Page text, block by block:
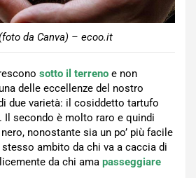
da Canva) – ecoo.it
sotto il terreno e non
delle eccellenze del nostro
due varietà: il cosiddetto tartufo
Il secondo è molto raro e quindi
nonostante sia un po’ più facile
ambito da chi va a caccia di
da chi ama passeggiare